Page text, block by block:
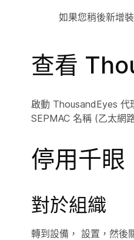
如果您稍後新增
查看
啟動 ThousandEyes 代
SEPMAC 名稱 (乙太網
停用千眼
對於組織
轉到設備 ， 設置 ，然後